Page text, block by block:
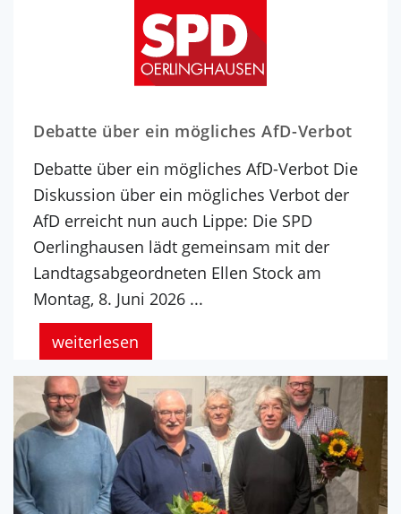
Debatte über ein mögliches AfD-Verbot
Debatte über ein mögliches AfD-Verbot Die
Diskussion über ein mögliches Verbot der
AfD erreicht nun auch Lippe: Die SPD
Oerlinghausen lädt gemeinsam mit der
Landtagsabgeordneten Ellen Stock am
Montag, 8. Juni 2026 ...
weiterlesen